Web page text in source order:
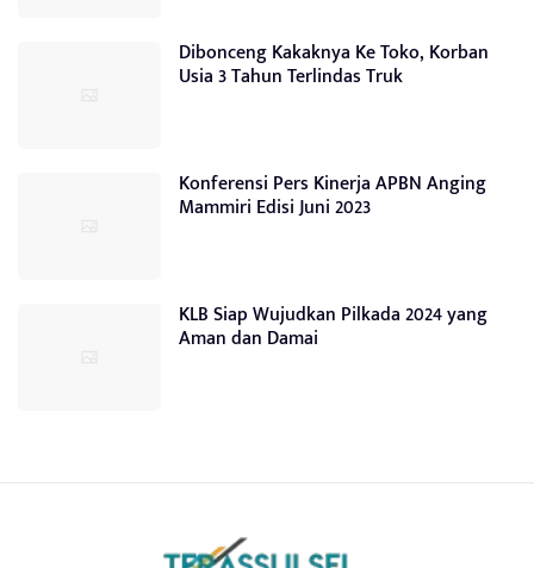
Dibonceng Kakaknya Ke Toko, Korban
Usia 3 Tahun Terlindas Truk
Konferensi Pers Kinerja APBN Anging
Mammiri Edisi Juni 2023
KLB Siap Wujudkan Pilkada 2024 yang
Aman dan Damai